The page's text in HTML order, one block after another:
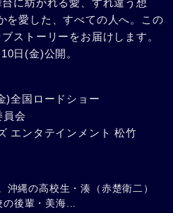
に紡がれる愛、すれ違う想
愛した、すべての人へ。この
ストーリーをお届けします。
日(金)公開。
)全国ロードショー
会
エンタテインメント 松竹
沖縄の高校生・湊（赤楚衛二）
の後輩・美海...